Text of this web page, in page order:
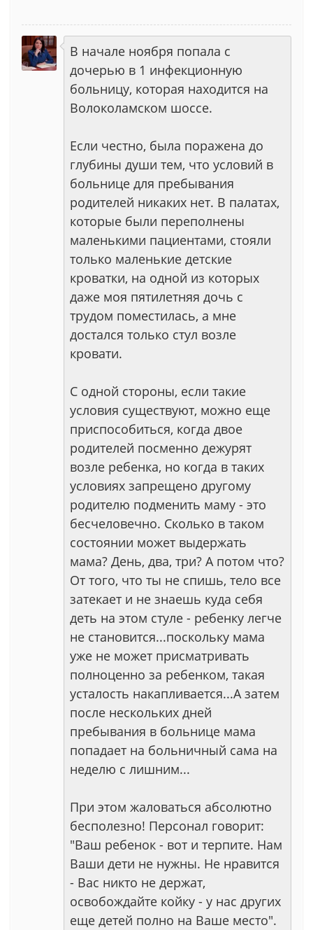
В начале ноября попала с
дочерью в 1 инфекционную
больницу, которая находится на
Волоколамском шоссе.
Если честно, была поражена до
глубины души тем, что условий в
больнице для пребывания
родителей никаких нет. В палатах,
которые были переполнены
маленькими пациентами, стояли
только маленькие детские
кроватки, на одной из которых
даже моя пятилетняя дочь с
трудом поместилась, а мне
достался только стул возле
кровати.
С одной стороны, если такие
условия существуют, можно еще
приспособиться, когда двое
родителей посменно дежурят
возле ребенка, но когда в таких
условиях запрещено другому
родителю подменить маму - это
бесчеловечно. Сколько в таком
состоянии может выдержать
мама? День, два, три? А потом что?
От того, что ты не спишь, тело все
затекает и не знаешь куда себя
деть на этом стуле - ребенку легче
не становится...поскольку мама
уже не может присматривать
полноценно за ребенком, такая
усталость накапливается...А затем
после нескольких дней
пребывания в больнице мама
попадает на больничный сама на
неделю с лишним...
При этом жаловаться абсолютно
бесполезно! Персонал говорит:
"Ваш ребенок - вот и терпите. Нам
Ваши дети не нужны. Не нравится
- Вас никто не держат,
освобождайте койку - у нас других
еще детей полно на Ваше место".